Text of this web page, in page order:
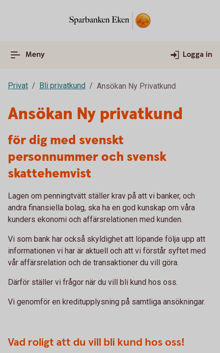
Meny Logga in
Privat Bli privatkund Ansökan Ny Privatkund
Ansökan Ny privatkund
för dig med svenskt
personnummer och svensk
skattehemvist
Lagen om penningtvätt ställer krav på att vi banker, och
andra finansiella bolag, ska ha en god kunskap om våra
kunders ekonomi och affärsrelationen med kunden.
Vi som bank har också skyldighet att löpande följa upp att
informationen vi har är aktuell och att vi förstår syftet med
vår affärsrelation och de transaktioner du vill göra.
Därför ställer vi frågor när du vill bli kund hos oss.
Vi genomför en kreditupplysning på samtliga ansökningar.
Vad roligt att du vill bli kund hos oss!